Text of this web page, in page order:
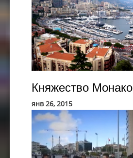
Монако
Княжество Монако
янв 26, 2015